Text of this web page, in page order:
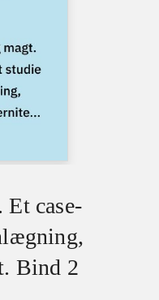
case-
Bind 2